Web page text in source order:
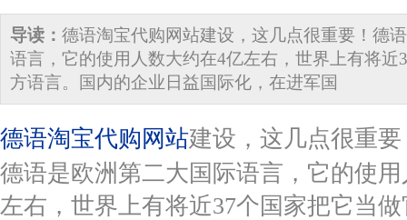
导读： 德语淘宝代购网站建设，这几点很重要！德
语言，它的使用人数大约在4亿左右，世界上有将近
方语言。国内的企业日益国际化，在进军国
德语淘宝代购网站建设，这几点很重要
德语是欧洲第二大国际语言，它的使
左右，世界上有将近37个国家把它当